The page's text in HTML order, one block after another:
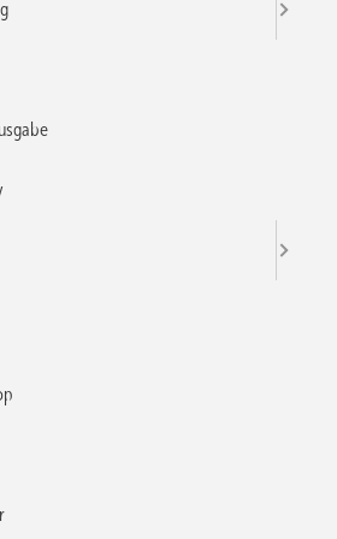
Solutions hat die